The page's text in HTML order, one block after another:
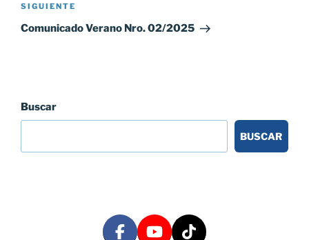
Siguiente
entrada
SIGUIENTE
Comunicado Verano Nro. 02/2025
Buscar
BUSCAR